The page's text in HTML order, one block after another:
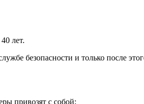
лет.
безопасности и только после
привозят с собой: